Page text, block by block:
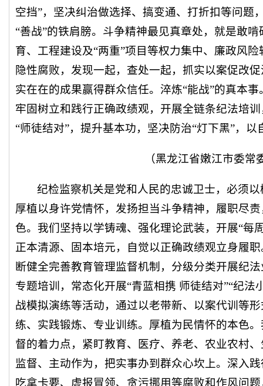
空挡”，坚决纠治做选择、搞变通、打折扣等问题
“善战”的铁肩膀。斗争精神最见真章处，就是敢
育、工程建设及“两重”项目等权力集中、廉政风
隐性腐败，发现一起，查处一起，抓实以案促改
实在在的成果赢得群众信任。淬炼“能战”的真本
牢固树立和践行正确政绩观，开展全链条纪法培
“师徒结对”，提升基本功，坚决防治“灯下黑”，
（黑龙江省嫩江市委
纪检监察机关是党和人民的忠诚卫士，必须
厚植以身许党情怀，发扬担当斗争精神，履职尽
色。我们坚持以学铸魂、强化理论武装，开展“每
正本清源、固本培元，自觉以正确政绩观立身履
断健全完善教育管理监督机制，分级分类开展纪
专题培训，常态化开展“青蓝相携 师徒结对”“纪法
战模拟演练等活动，通过以老带新、以案代训等
练、实践锻炼、专业训练。厚植为民情怀的本色
督的着力点，紧盯教育、医疗、养老、农业农村
监督、主动作为，把实事办到群众心坎上。深入
吃拿卡要、虚报冒领、贪污挪用等腐败和作风问